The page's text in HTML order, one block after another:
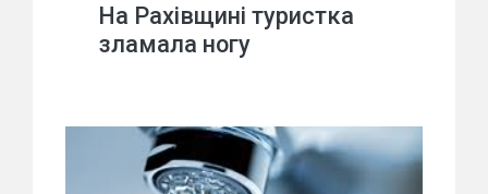
На Рахівщині туристка
зламала ногу